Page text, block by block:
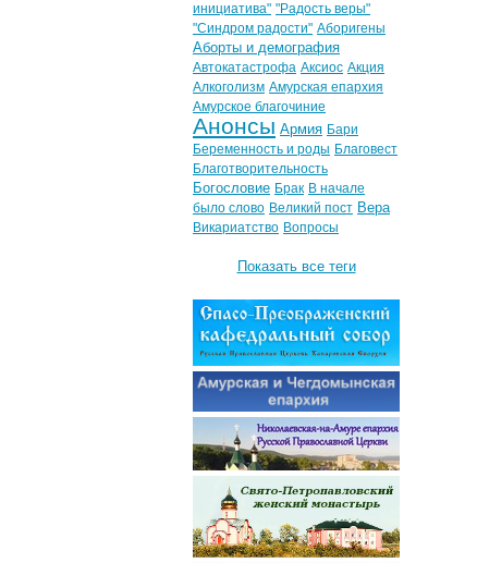
инициатива" "Радость веры"
"Синдром радости" Аборигены
Аборты и демография
Автокатастрофа Аксиос Акция
Алкоголизм Амурская епархия
Амурское благочиние
Анонсы Армия Бари
Беременность и роды Благовест
Благотворительность
Богословие Брак В начале
было слово Великий пост Вера
Викариатство Вопросы
Показать все теги